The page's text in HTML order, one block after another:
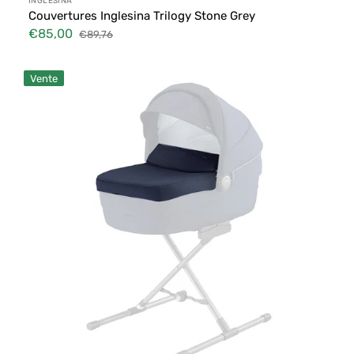
Couvertures Inglesina Trilogy Stone Grey
Prix
€85,00
Prix
€89,76
Couvertures
Inglesina
Vente